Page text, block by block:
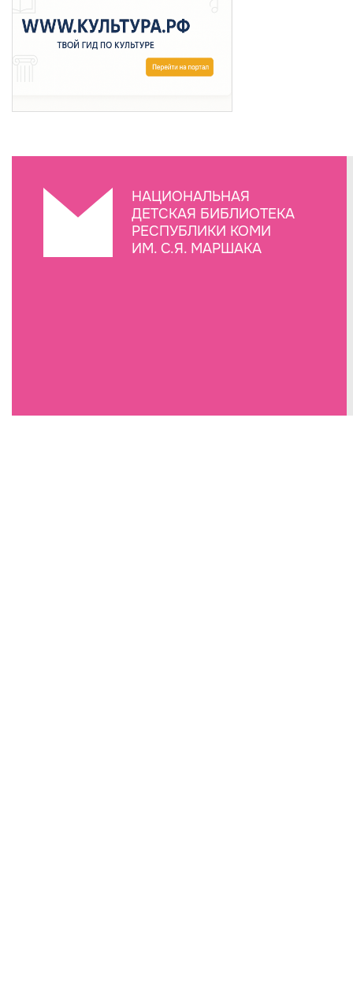
НАЦИОНАЛЬНАЯ
ДЕТСКАЯ БИБЛИОТЕКА
РЕСПУБЛИКИ КОМИ
ИМ. С.Я. МАРШАКА